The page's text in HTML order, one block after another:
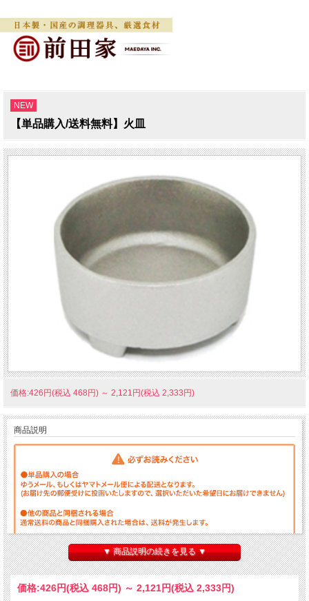
NEW
【単品購入/送料無料】火皿
価格:426円(税込 468円) ～ 2,121円(税込 2,333円)
商品説明
▼ 商品説明の続きを見る ▼
価格:426円(税込 468円) ～ 2,121円(税込 2,333円)